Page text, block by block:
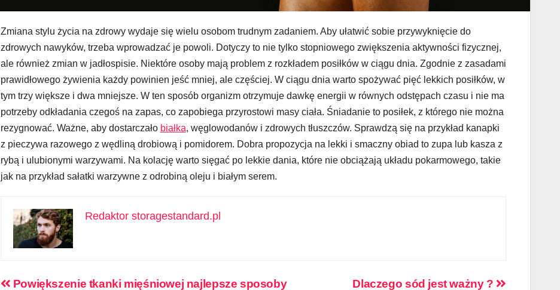
Zmiana stylu życia na zdrowy wydaje się wielu osobom trudnym zadaniem. Aby ułatwić sobie przywyknięcie do
zdrowych nawyków, trzeba wprowadzać je powoli. Dotyczy to nie tylko stopniowego zwiększenia aktywności fizycznej,
ale również zmian w jadłospisie. Niektóre osoby mają problem z rozkładem posiłków w ciągu dnia. Zgodnie z zasadami
prawidłowego żywienia każdy powinien jeść mniej, ale częściej. W ciągu dnia warto spożywać pięć lekkich posiłków, w
tym trzy większe i dwa mniejsze. W ten sposób organizm otrzymuje dawkę energii w równych odstępach czasu i nie ma
potrzeby odkładania czegoś na zapas, co zapobiega przyrostowi masy ciała. Śniadanie to posiłek, z którego nie można
rezygnować. Ważne, aby dostarczało białka, węglowodanów i zdrowych tłuszczów. Sprawdzą się na przykład kanapki
z pieczywa razowego z wędliną drobiową i pomidorem. Dobra propozycja na lekki i smaczny obiad to zupa lub kasza z
rybą i ulubionymi warzywami. Na kolację warto sięgać po lekkie dania, które nie obciążają układu pokarmowego, takie
jak na przykład sałatki warzywne z odrobiną oleju i białym serem.
Redaktor storagestandard.pl
Dlaczego sód jest ważny ?
Powiększenie tkanki mięśniowej najlepsze sposoby